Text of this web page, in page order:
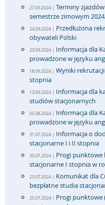
27.09.2024 | Terminy
semestrze zimowym
24.09.2024 | Przedłużona
obywateli Polski
23.09.2024 | Informacja dla
prowadzone w języku
18.09.2024 | Wyniki
stopnia
13.09.2024 | Informacja dla
studiów stacjonarnych
05.08.2024 | Informacja dla
prowadzone w języku
31.07.2024 | Informacja o
stacjonarne I i II stopnia
30.07.2024 | Progi punktowe
stacjonarne I stopnia w
25.07.2024 | Komunikat dla
bezpłatne studia
25.07.2024 | Progi punktowe